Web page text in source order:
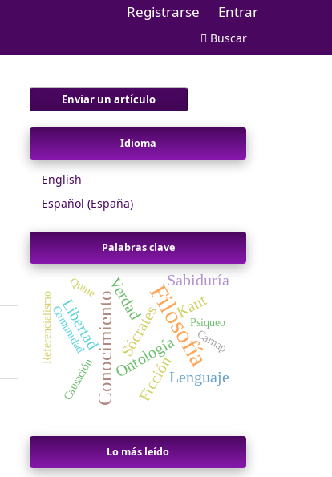
Buscar
Registrarse Entrar
Enviar un artículo
Idioma
English
Español (España)
Palabras clave
Filosofía
ConocimientoOntología
Kant
Sócrates
Verdad
FicciónLenguaje
Sabiduría
Libertad
Causación
Comunidad Carnap
Psiqueo
Referencialismo
Quine
Lo más leído